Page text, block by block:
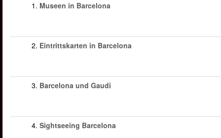
1. Museen in Barcelona
2. Eintrittskarten in Barcelona
3. Barcelona und Gaudi
4. Sightseeing Barcelona